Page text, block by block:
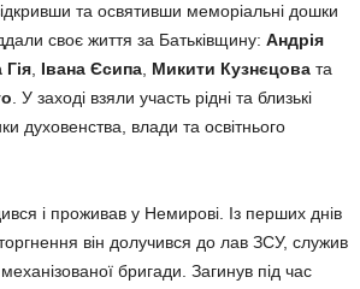
та освятивши меморіальні дошки
своє життя за Батьківщину: Андрія
Івана Єсипа Микити Кузнєцова та
. У заході взяли участь рідні та близькі
духовенства, влади та освітнього
і проживав у Немирові. Із перших днів
він долучився до лав ЗСУ, служив
бригади. Загинув під час